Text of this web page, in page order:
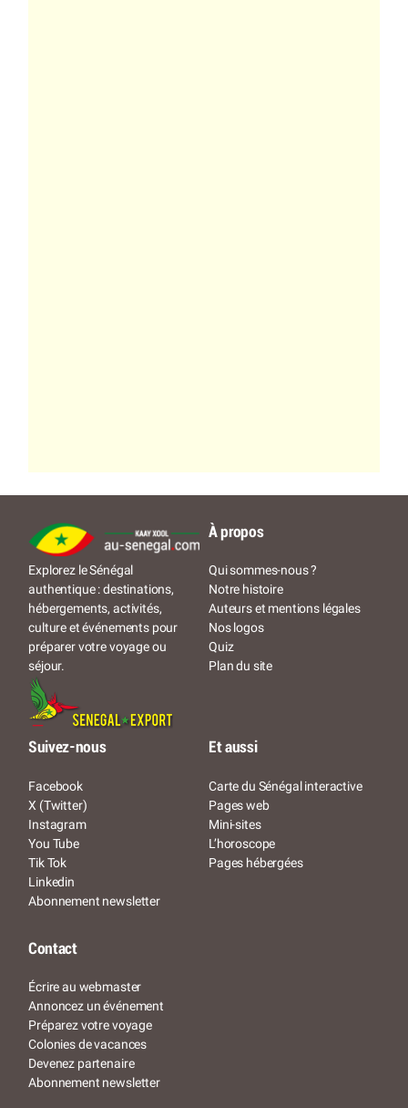
Explorez le Sénégal
authentique : destinations,
hébergements, activités,
culture et événements pour
préparer votre voyage ou
séjour.
À propos
Qui sommes-nous ?
Notre histoire
Auteurs et mentions légales
Nos logos
Quiz
Plan du site
Suivez-nous
Facebook
X (Twitter)
Instagram
You Tube
Tik Tok
Linkedin
Abonnement newsletter
Et aussi
Carte du Sénégal interactive
Pages web
Mini-sites
L’horoscope
Pages hébergées
Contact
Écrire au webmaster
Annoncez un événement
Préparez votre voyage
Colonies de vacances
Devenez partenaire
Abonnement newsletter